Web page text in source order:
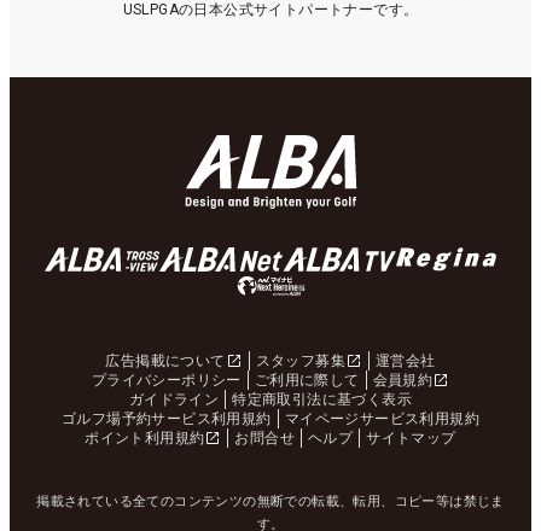
USLPGAの日本公式サイトパートナーです。
広告掲載について スタッフ募集
運営会社
プライバシーポリシー
ご利用に際して
会員規約
ガイドライン
特定商取引法に基づく表示
ゴルフ場予約サービス利用規約
マイページサービス利用規約
ポイント利用規約
お問合せ ヘルプ サイトマップ
掲載されている全てのコンテンツの無断での転載、転用、コピー等は禁じま
す。